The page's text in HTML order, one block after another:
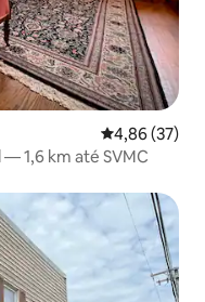
4,86 de uma
4,86 (37)
1,6 km até SVMC